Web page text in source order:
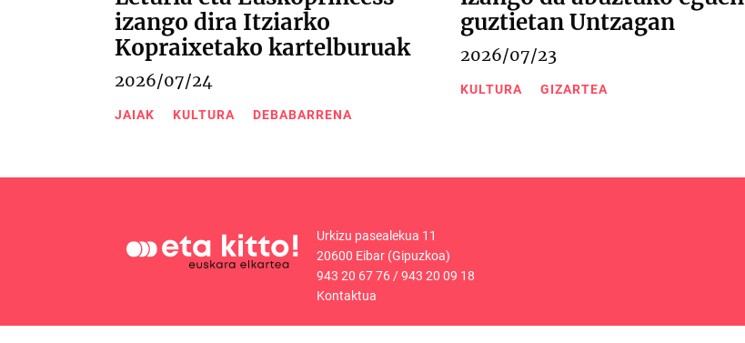
izango dira Itziarko
Kopraixetako kartelburuak
2026/07/24
JAIAK KULTURA DEBABARRENA
guztietan Untzagan
2026/07/23
KULTURA GIZARTEA
Urkizu pasealekua 11
20600 Eibar (Gipuzkoa)
943 20 67 76/943 20 09 18
Kontaktua